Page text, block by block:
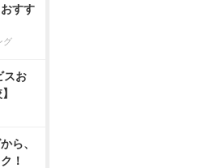
すす
グ
スお
ら、
！